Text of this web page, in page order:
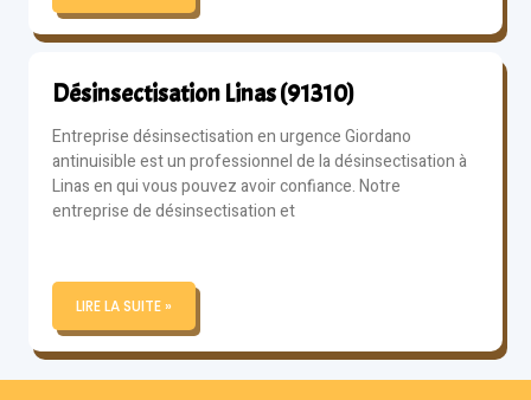
Désinsectisation Linas (91310)
Entreprise désinsectisation en urgence Giordano
antinuisible est un professionnel de la désinsectisation à
Linas en qui vous pouvez avoir confiance. Notre
entreprise de désinsectisation et
LIRE LA SUITE »